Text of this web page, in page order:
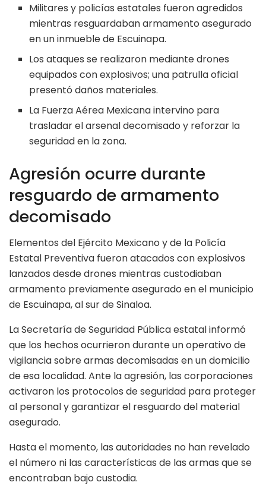
Militares y policías estatales fueron agredidos
mientras resguardaban armamento asegurado
en un inmueble de Escuinapa.
Los ataques se realizaron mediante drones
equipados con explosivos; una patrulla oficial
presentó daños materiales.
La Fuerza Aérea Mexicana intervino para
trasladar el arsenal decomisado y reforzar la
seguridad en la zona.
Agresión ocurre durante
resguardo de armamento
decomisado
Elementos del Ejército Mexicano y de la Policía
Estatal Preventiva fueron atacados con explosivos
lanzados desde drones mientras custodiaban
armamento previamente asegurado en el municipio
de Escuinapa, al sur de Sinaloa.
La Secretaría de Seguridad Pública estatal informó
que los hechos ocurrieron durante un operativo de
vigilancia sobre armas decomisadas en un domicilio
de esa localidad. Ante la agresión, las corporaciones
activaron los protocolos de seguridad para proteger
al personal y garantizar el resguardo del material
asegurado.
Hasta el momento, las autoridades no han revelado
el número ni las características de las armas que se
encontraban bajo custodia.